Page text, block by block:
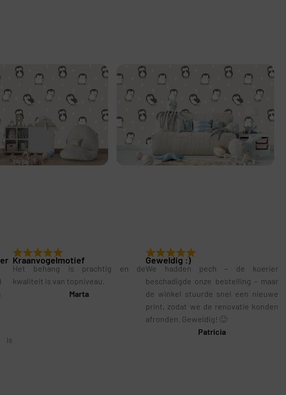
is
Kraanvogelmotief
Het behang is prachtig en de
kwaliteit is van topniveau.
Marta
Geweldig :)
We hadden pech – de koerier
beschadigde onze bestelling – maar
de winkel stuurde snel een nieuwe
print, zodat we de renovatie konden
afronden. Geweldig! 🙂
Patricia